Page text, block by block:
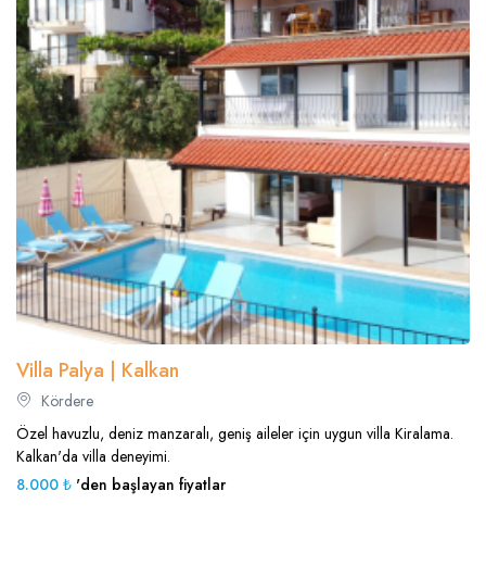
Villa Palya | Kalkan
Kördere
Özel havuzlu, deniz manzaralı, geniş aileler için uygun villa Kiralama.
Kalkan'da villa deneyimi.
8.000 ₺ 'den başlayan fiyatlar